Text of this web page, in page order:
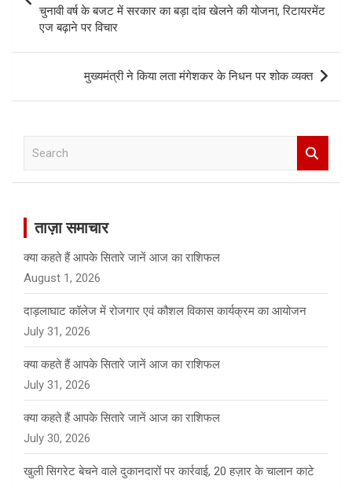
चुनावी वर्ष के बजट में सरकार का बड़ा दांव खेलने की योजना, रिटायरमेंट
एज बढ़ाने पर विचार
मुख्यमंत्री ने किया लता मंगेशकर के निधन पर शोक व्यक्त
ताज़ा समाचार
क्या कहते हैं आपके सितारे जानें आज का राशिफल
August 1, 2026
दाड़लाघाट कॉलेज में रोजगार एवं कौशल विकास कार्यक्रम का आयोजन
July 31, 2026
क्या कहते हैं आपके सितारे जानें आज का राशिफल
July 31, 2026
क्या कहते हैं आपके सितारे जानें आज का राशिफल
July 30, 2026
खुली सिगरेट बेचने वाले दुकानदारों पर कार्रवाई, 20 हज़ार के चालान काटे